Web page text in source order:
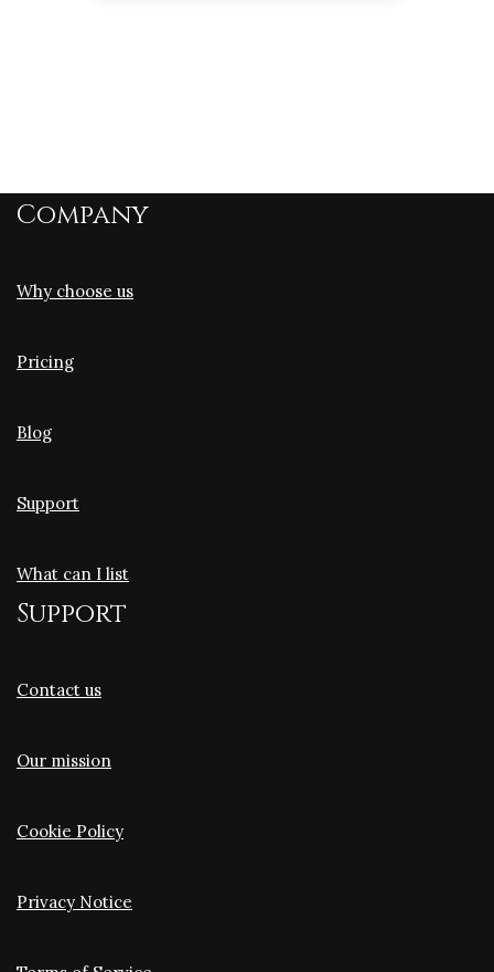
Company
Why choose us
Pricing
Blog
Support
What can I list
Support
Contact us
Our mission
Cookie Policy
Privacy Notice